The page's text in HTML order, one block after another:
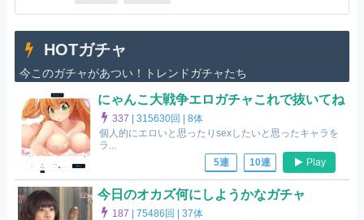
HOTガチャ
今このガチャがあつい！トレンドガチャたち
にゃんこ大戦争エロガチャこれで抜いてね
337 |315630回 |8体
個人的にエロいと思ったりsexしたいと思ったキャラを
ラ...
5連
10連 Play
今日のオカズ何にしようかなガチャ
187 |75486回 |37体